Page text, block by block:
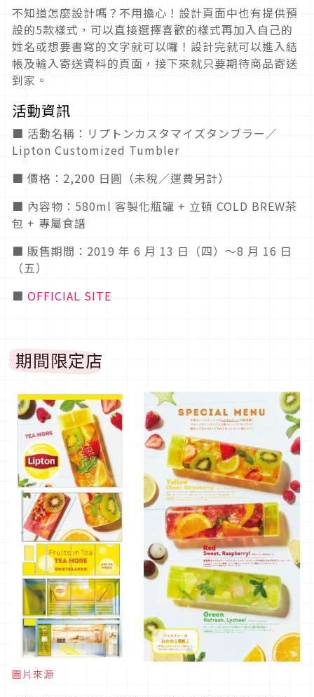
不知道怎麼設計嗎？不用擔心！設計頁面中也有提供預
設的5款樣式，可以直接選擇喜歡的樣式再加入自己的
姓名或想要書寫的文字就可以囉！設計完就可以進入結
帳及輸入寄送資料的頁面，接下來就只要期待商品寄送
到家。
活動資訊
■ 活動名稱：リプトンカスタマイズタンブラー／
Lipton Customized Tumbler
■ 價格：2,200 日圓（未稅／運費另計）
■ 內容物：580ml 客製化瓶罐 + 立頓 COLD BREW茶
包 + 專屬食譜
■ 販售期間：2019 年 6 月 13 日（四）～8 月 16 日
（五）
■ OFFICIAL SITE
期間限定店
圖片來源